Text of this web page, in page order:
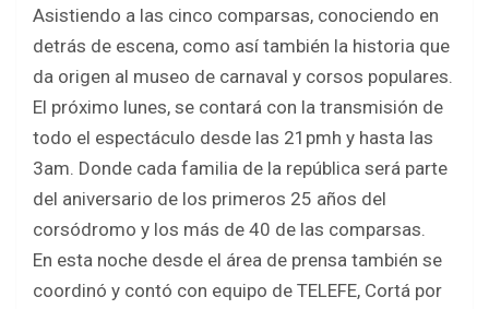
Asistiendo a las cinco comparsas, conociendo en
detrás de escena, como así también la historia que
da origen al museo de carnaval y corsos populares.
El próximo lunes, se contará con la transmisión de
todo el espectáculo desde las 21pmh y hasta las
3am. Donde cada familia de la república será parte
del aniversario de los primeros 25 años del
corsódromo y los más de 40 de las comparsas.
En esta noche desde el área de prensa también se
coordinó y contó con equipo de TELEFE, Cortá por